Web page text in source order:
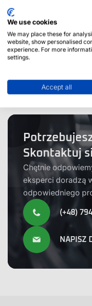
548911 Manitou
Skontaktuj
Chętnie
eksperci doradzą
odpowiedniego
(+48)
NAPISZ
We use cookies
We may place these for
website, show personalised
experience. For more
settings.
Accept all